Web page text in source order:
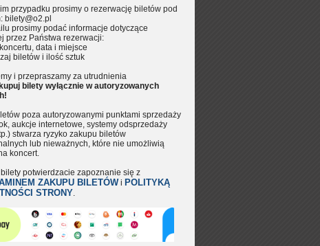
przypadku prosimy o rezerwację biletów pod
bilety@o2.pl
prosimy podać informacje dotyczące
przez Państwa rezerwacji:
data i miejsce
biletów i ilość sztuk
i przepraszamy za utrudnienia
bilety wyłącznie w autoryzowanych
poza autoryzowanymi punktami sprzedaży
aukcje internetowe, systemy odsprzedaży
stwarza ryzyko zakupu biletów
lub nieważnych, które nie umożliwią
koncert.
potwierdzacie zapoznanie się z
ZAKUPU BILETÓW i POLITYKĄ
STRONY.